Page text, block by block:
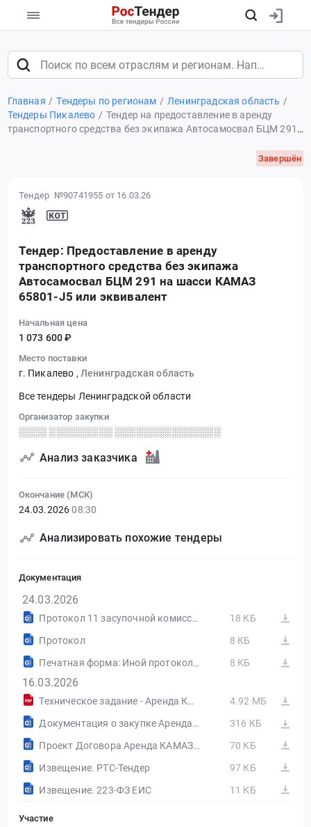
Главная Тендеры по регионам
Ленинградская область
Тендеры Пикалево
Тендер на предоставление в аренду
транспортного средства без экипажа Автосамосвал БЦМ 291
Завершён
Тендер №90741955 от 16.03.26
Тендер: Предоставление в аренду
транспортного средства без экипажа
Автосамосвал БЦМ 291 на шасси КАМАЗ
65801-J5 или эквивалент
Начальная цена
1 073 600 ₽
Место поставки
г. Пикалево , Ленинградская область
Все тендеры Ленинградской области
Организатор закупки
░░░░ ░░░░░░░░░ ░░░░░░░░░░░░░░░
Анализ заказчика
Окончание (МСК)
24.03.2026 08:30
Анализировать похожие тендеры
Документация
24.03.2026
Протокол 11 засупочной комиссии у ед. учпстника - кредит 2026.docx
18 КБ
Протокол
8 КБ
Печатная форма: Иной протокол №32615802682-01
8 КБ
16.03.2026
Техническое задание - Аренда КАМАЗ (эквивалент) Филиал Пикалевский.pdf
4.92 МБ
Документация о закупке Аренда КАМАЗ (эквивалент) Филиал Пикалевский.doc
316 КБ
Проект Договора Аренда КАМАЗ (эквивалент) Филиал Пикалевский.doc
70 КБ
Извещение. РТС-Тендер
97 КБ
Извещение. 223-ФЗ ЕИС
11 КБ
Участие